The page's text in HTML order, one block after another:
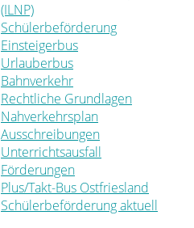
(ILNP)
Schülerbeförderung
Einsteigerbus
Urlauberbus
Bahnverkehr
Rechtliche Grundlagen
Nahverkehrsplan
Ausschreibungen
Unterrichtsausfall
Förderungen
Plus/Takt-Bus Ostfriesland
Schülerbeförderung aktuell